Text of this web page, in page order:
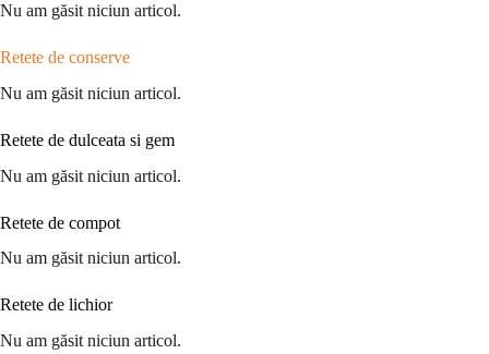
Nu am găsit niciun articol.
Retete de conserve
Nu am găsit niciun articol.
Retete de dulceata si gem
Nu am găsit niciun articol.
Retete de compot
Nu am găsit niciun articol.
Retete de lichior
Nu am găsit niciun articol.